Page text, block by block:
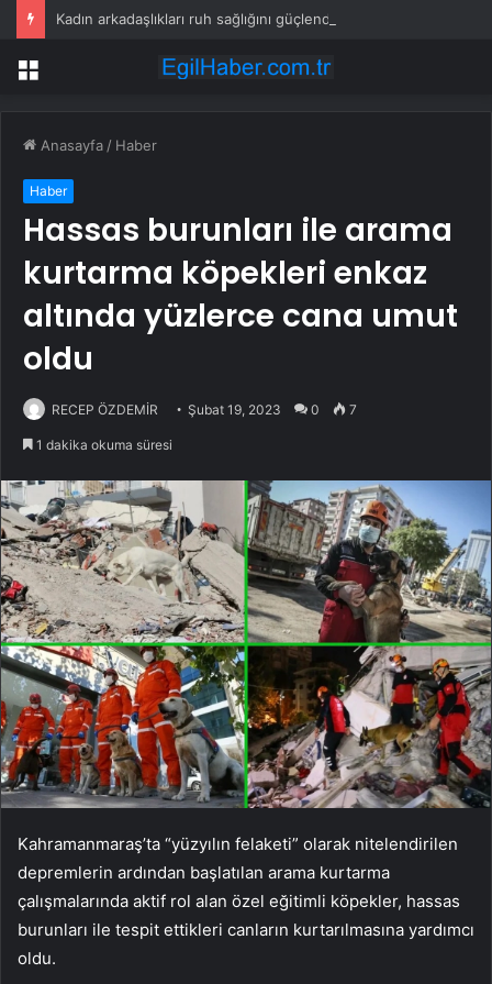
Kadın arkadaşlıkları ruh sağlığını güçlendiriyor
Menü
Anasayfa / Haber
Haber
Hassas burunları ile arama
kurtarma köpekleri enkaz
altında yüzlerce cana umut
oldu
RECEP ÖZDEMİR Şubat 19, 2023 0 7
1 dakika okuma süresi
Kahramanmaraş’ta “yüzyılın felaketi” olarak nitelendirilen
depremlerin ardından başlatılan arama kurtarma
çalışmalarında aktif rol alan özel eğitimli köpekler, hassas
burunları ile tespit ettikleri canların kurtarılmasına yardımcı
oldu.